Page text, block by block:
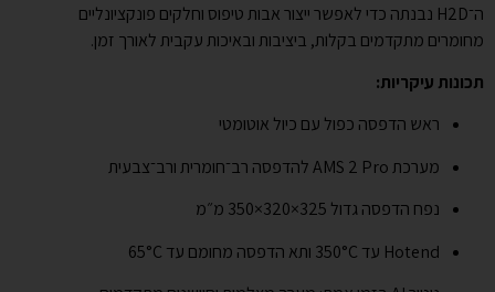
ה־H2D נבנתה כדי לאפשר ייצור אבות טיפוס וחלקים פונקציונליים
מחומרים מתקדמים בקלות, ביציבות ובאיכות עקבית לאורך זמן.
תכונות עיקריות:
ראש הדפסה כפול עם כיול אוטומטי
מערכת AMS 2 Pro להדפסה רב־חומרית ורב־צבעית
נפח הדפסה גדול ‎350×320×325 מ״מ
Hotend עד ‎350°C ותא הדפסה מחומם עד ‎65°C